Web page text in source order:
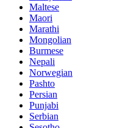
Maltese
Maori
Marathi
Mongolian
Burmese
Nepali
Norwegian
Pashto
Persian
Punjabi
Serbian